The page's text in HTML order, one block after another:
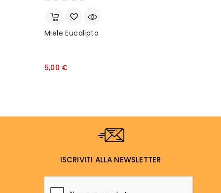
Miele Eucalipto
5,00 €Prezzo
ISCRIVITI ALLA NEWSLETTER